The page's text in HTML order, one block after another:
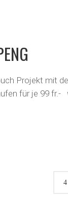
Projekt mit
für je 99